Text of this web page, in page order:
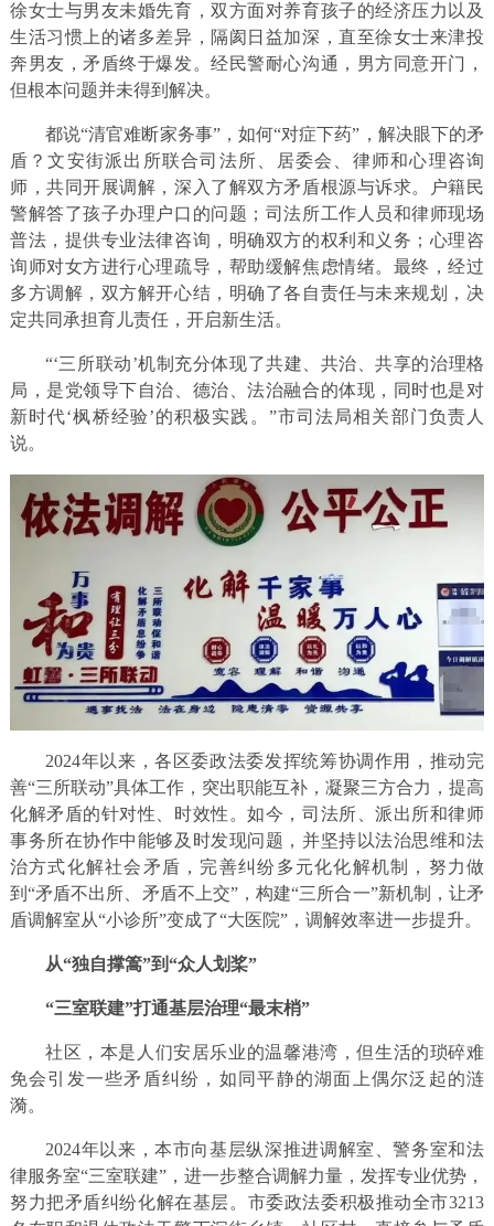
徐女士与男友未婚先育，双方面对养育孩子的经济压力以及
生活习惯上的诸多差异，隔阂日益加深，直至徐女士来津投
奔男友，矛盾终于爆发。经民警耐心沟通，男方同意开门，
但根本问题并未得到解决。
都说“清官难断家务事”，如何“对症下药”，解决眼下的矛
盾？文安街派出所联合司法所、居委会、律师和心理咨询
师，共同开展调解，深入了解双方矛盾根源与诉求。户籍民
警解答了孩子办理户口的问题；司法所工作人员和律师现场
普法，提供专业法律咨询，明确双方的权利和义务；心理咨
询师对女方进行心理疏导，帮助缓解焦虑情绪。最终，经过
多方调解，双方解开心结，明确了各自责任与未来规划，决
定共同承担育儿责任，开启新生活。
“‘三所联动’机制充分体现了共建、共治、共享的治理格
局，是党领导下自治、德治、法治融合的体现，同时也是对
新时代‘枫桥经验’的积极实践。”市司法局相关部门负责人
说。
2024年以来，各区委政法委发挥统筹协调作用，推动完
善“三所联动”具体工作，突出职能互补，凝聚三方合力，提高
化解矛盾的针对性、时效性。如今，司法所、派出所和律师
事务所在协作中能够及时发现问题，并坚持以法治思维和法
治方式化解社会矛盾，完善纠纷多元化化解机制，努力做
到“矛盾不出所、矛盾不上交”，构建“三所合一”新机制，让矛
盾调解室从“小诊所”变成了“大医院”，调解效率进一步提升。
从“独自撑篙”到“众人划桨”
“三室联建”打通基层治理“最末梢”
社区，本是人们安居乐业的温馨港湾，但生活的琐碎难
免会引发一些矛盾纠纷，如同平静的湖面上偶尔泛起的涟
漪。
2024年以来，本市向基层纵深推进调解室、警务室和法
律服务室“三室联建”，进一步整合调解力量，发挥专业优势，
努力把矛盾纠纷化解在基层。市委政法委积极推动全市3213